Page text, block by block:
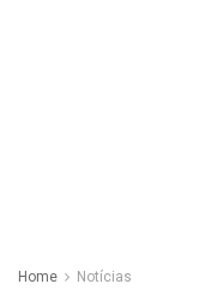
Home Notícias